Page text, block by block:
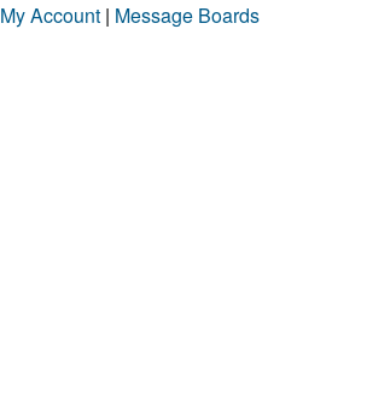
My Account | Message Boards